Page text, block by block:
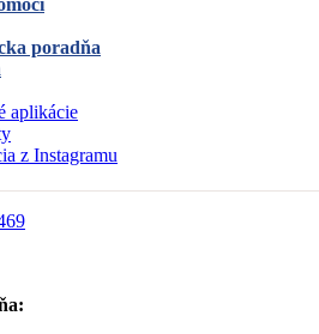
poradňa
aplikácie
z Instagramu